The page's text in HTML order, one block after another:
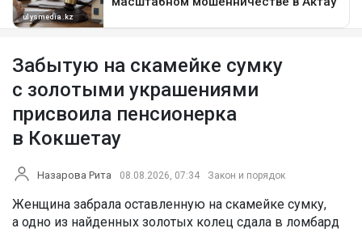
Забытую на скамейке сумку
с золотыми украшениями
присвоила пенсионерка
в Кокшетау
Назарова Рита 08.08.2026, 07:34 Закон и порядок
Женщина забрала оставленную на скамейке сумку,
а одно из найденных золотых колец сдала в ломбард